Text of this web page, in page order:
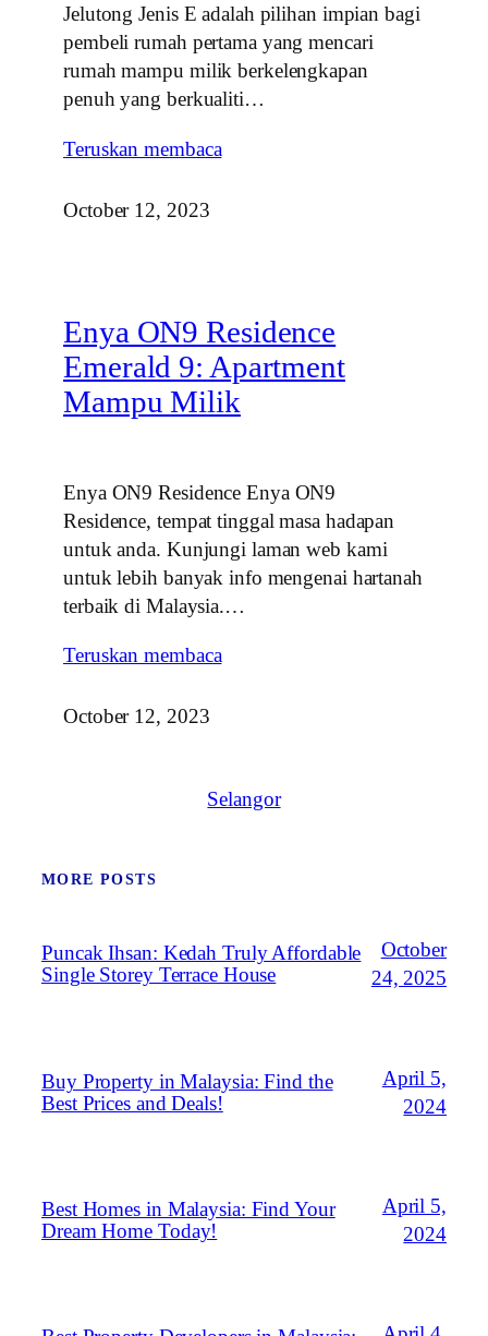
Jelutong Jenis E adalah pilihan impian bagi
pembeli rumah pertama yang mencari
rumah mampu milik berkelengkapan
penuh yang berkualiti…
Teruskan membaca
October 12, 2023
Enya ON9 Residence
Emerald 9: Apartment
Mampu Milik
Enya ON9 Residence Enya ON9
Residence, tempat tinggal masa hadapan
untuk anda. Kunjungi laman web kami
untuk lebih banyak info mengenai hartanah
terbaik di Malaysia.…
Teruskan membaca
October 12, 2023
Selangor
MORE POSTS
Puncak Ihsan: Kedah Truly Affordable
Single Storey Terrace House
October
24, 2025
Buy Property in Malaysia: Find the
Best Prices and Deals!
April 5,
2024
Best Homes in Malaysia: Find Your
Dream Home Today!
April 5,
2024